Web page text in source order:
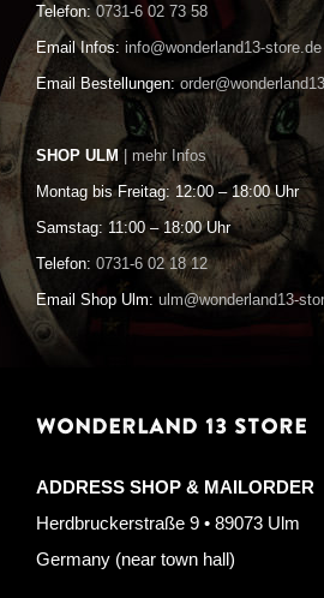
Telefon: 0731-6 02 73 58
Email Infos: info@wonderland13-store.de
Email Bestellungen:
SHOP ULM | mehr Infos
Montag bis Freitag: 12:00 – 18:00 Uhr
Samstag: 11:00 – 18:00 Uhr
Telefon: 0731-6 02 18 12
Email Shop Ulm: ulm@wonderland13-
WONDERLAND 13 STORE
ADDRESS SHOP & MAILORDER
Herdbruckerstraße 9 • 89073 Ulm
Germany (near town hall)